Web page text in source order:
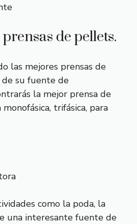
de pellets.
las mejores prensas de
su fuente de
la mejor prensa de
trifásica, para
como la poda, la
una interesante fuente de